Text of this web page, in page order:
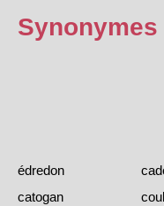
Synonymes
édredon
catogan